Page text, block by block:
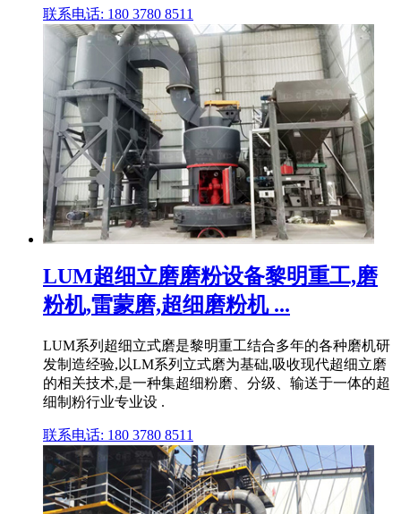
联系电话: 180 3780 8511
LUM超细立磨磨粉设备黎明重工,磨
粉机,雷蒙磨,超细磨粉机 ...
LUM系列超细立式磨是黎明重工结合多年的各种磨机研
发制造经验,以LM系列立式磨为基础,吸收现代超细立磨
的相关技术,是一种集超细粉磨、分级、输送于一体的超
细制粉行业专业设 .
联系电话: 180 3780 8511